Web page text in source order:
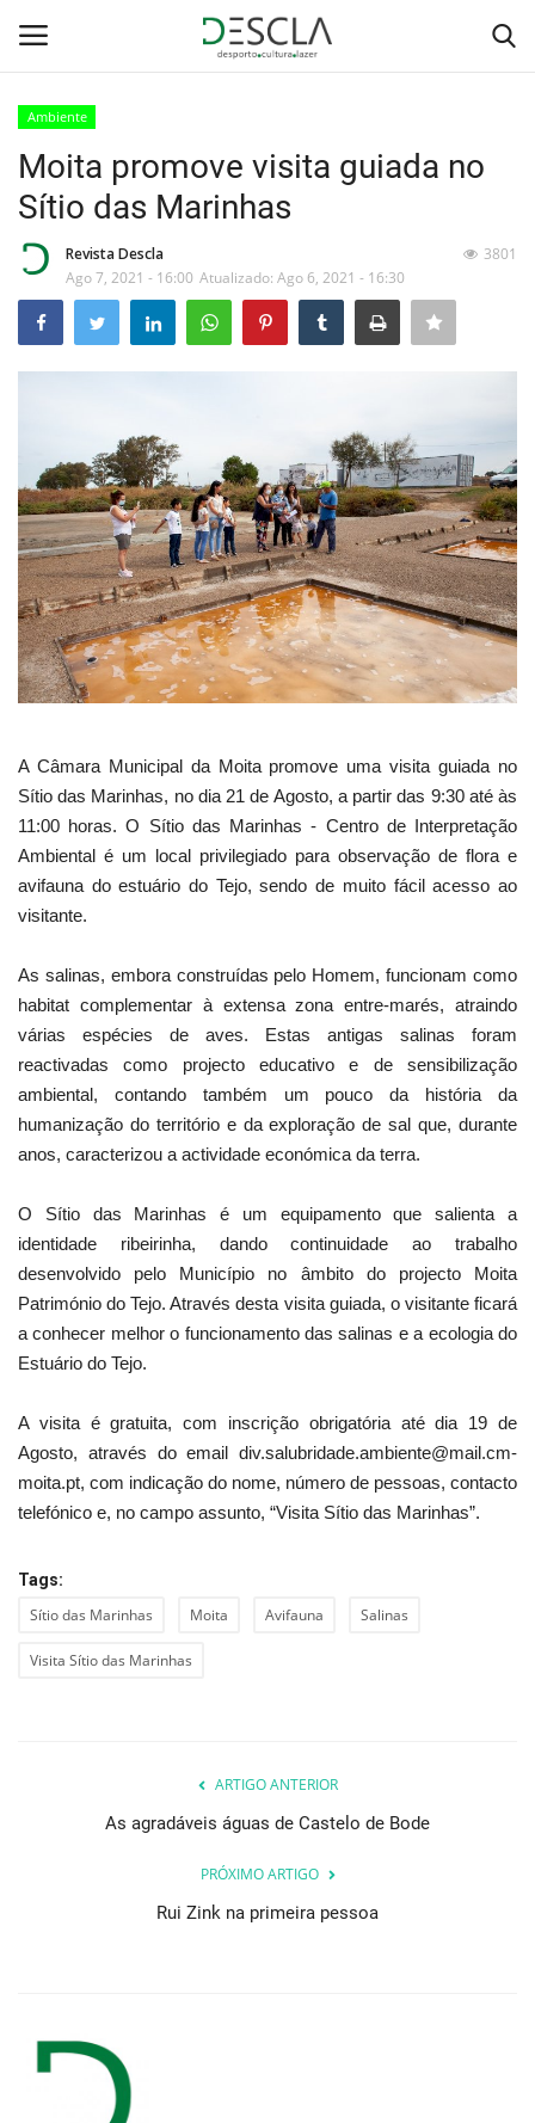
Home
...by Descla
Desporto
Sobre Nós
Educação
Estatuto Editorial
Saúde
Ficha técnica
Cultura
Lazer
Ambiente
Ambiente
Moita promove visita guiada no
Sítio das Marinhas
Revista Descla
Ago 7, 2021 - 16:00 Atualizado: Ago 6, 2021 - 16:30
3801
A Câmara Municipal da Moita promove uma visita guiada no
Sítio das Marinhas, no dia 21 de Agosto, a partir das 9:30 até às
11:00 horas. O Sítio das Marinhas - Centro de Interpretação
Ambiental é um local privilegiado para observação de flora e
avifauna do estuário do Tejo, sendo de muito fácil acesso ao
visitante.
As salinas, embora construídas pelo Homem, funcionam como
habitat complementar à extensa zona entre-marés, atraindo
várias espécies de aves. Estas antigas salinas foram
reactivadas como projecto educativo e de sensibilização
ambiental, contando também um pouco da história da
humanização do território e da exploração de sal que, durante
anos, caracterizou a actividade económica da terra.
O Sítio das Marinhas é um equipamento que salienta a
identidade ribeirinha, dando continuidade ao trabalho
desenvolvido pelo Município no âmbito do projecto Moita
Património do Tejo. Através desta visita guiada, o visitante ficará
a conhecer melhor o funcionamento das salinas e a ecologia do
Estuário do Tejo.
A visita é gratuita, com inscrição obrigatória até dia 19 de
Agosto, através do email div.salubridade.ambiente@mail.cm-
moita.pt, com indicação do nome, número de pessoas, contacto
telefónico e, no campo assunto, “Visita Sítio das Marinhas”.
Tags:
Sítio das Marinhas Moita Avifauna Salinas
Visita Sítio das Marinhas
ARTIGO ANTERIOR
As agradáveis águas de Castelo de Bode
PRÓXIMO ARTIGO
Rui Zink na primeira pessoa